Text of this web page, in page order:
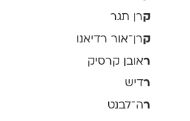
קרן תגר
קרן־אור רדיאנו
ראובן קרסיק
רדיש
רה־לבנט